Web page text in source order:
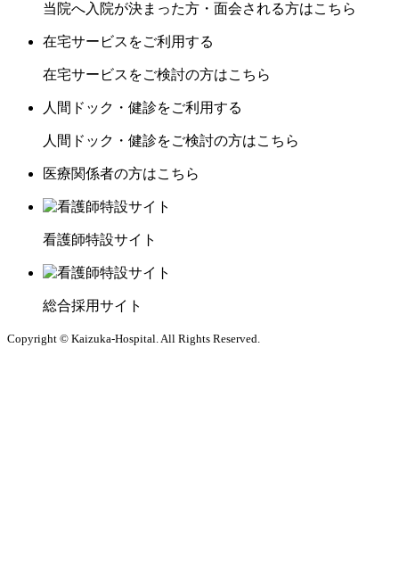
当院へ入院が決まった方・面会される方はこちら
在宅サービスをご利用する
在宅サービスをご検討の方はこちら
人間ドック・健診をご利用する
人間ドック・健診をご検討の方はこちら
医療関係者の方はこちら
看護師特設サイト
総合採用サイト
Copyright © Kaizuka-Hospital. All Rights Reserved.